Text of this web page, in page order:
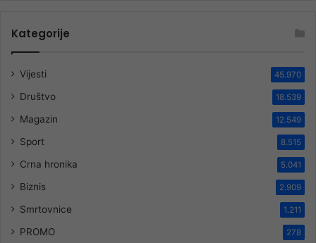
Kategorije
Vijesti 45.970
Društvo 18.539
Magazin 12.549
Sport 8.515
Crna hronika 5.041
Biznis 2.909
Smrtovnice 1.211
PROMO 278